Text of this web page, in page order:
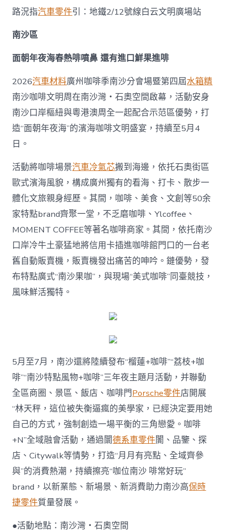
路況指汽車零件引：地鐵2/12號線白云文明廣場站
南沙區
面朝年夜海春熱啡噴鼻 還有進口鮮果進啡
2026汽車材料廣州咖啡季南沙分會場暨第四屆水箱精
南沙咖啡文明周在南沙灣・石奧空間啟幕，活動安身
南沙口岸樞紐與粵港澳周全一起配合示范區優勢，打
造“面朝年夜海”的濱海咖啡文明盛宴，持續至5月4
日。
活動將咖啡場景汽車冷氣芯搬到海邊，依托石奧街區
歐式濱海風貌，構成廣州獨有的看海、打卡、散步一
體化文旅親身經歷。其間，咖啡、美食、文創等50余
家特點brand齊聚一堂，不乏磨咖啡、Ylcoffee、
MOMENT COFFEE等著名咖啡商家。其間，依托南沙
口岸冷牛土豪猛地將信用卡插進咖啡館門口的一台老
舊自動販賣機，販賣機發出痛苦的呻吟。鏈優勢，發
布特點廣式“南沙果咖”，與現場“美式咖啡”同臺競技，
風味鮮活獨特。
5月至7月，南沙還將陸續發布“榴蓮+咖啡”“荔枝+咖
啡”“南沙特點風物+咖啡”三年夜主題月活動，并聯動
全區商圈、景區、飯店、咖啡門Porsche零件店開展
“林天秤，這位被失衡逼瘋的美學家，已經決定要用她
自己的方式，強制創造一場平衡的三角戀愛。咖啡
+N”全域融會活動，通過闤德系車零件闠、品鑒、探
店、Citywalk等情勢，打造“月月有亮點、全域齊參
與”的消費熱潮，持續擦亮“咖位南沙 啡常好玩”
brand，以新業態、新場景、新消費助力南沙高保時
捷零件質量發展。
●活動地點：南沙灣・石奧空間